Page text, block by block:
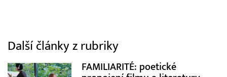
Další články z rubriky
FAMILIARITÉ: poetické